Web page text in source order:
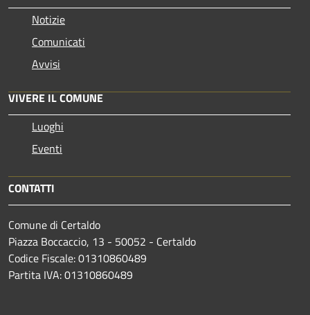
Notizie
Comunicati
Avvisi
VIVERE IL COMUNE
Luoghi
Eventi
CONTATTI
Comune di Certaldo
Piazza Boccaccio, 13 - 50052 - Certaldo
Codice Fiscale: 01310860489
Partita IVA: 01310860489